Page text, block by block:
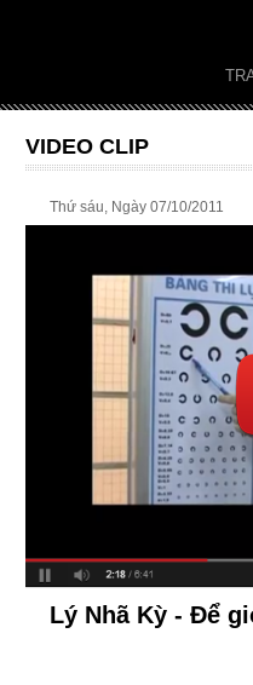
VIDEO CLIP
Thứ sáu, Ngày 07/10/2011
Lý Nhã Kỳ - Để